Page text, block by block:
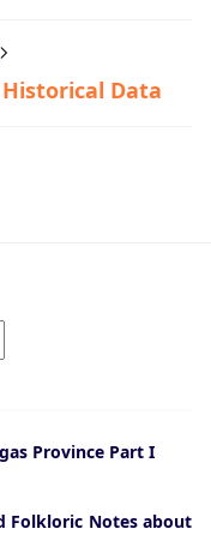
Data
Province Part I
Folkloric Notes about